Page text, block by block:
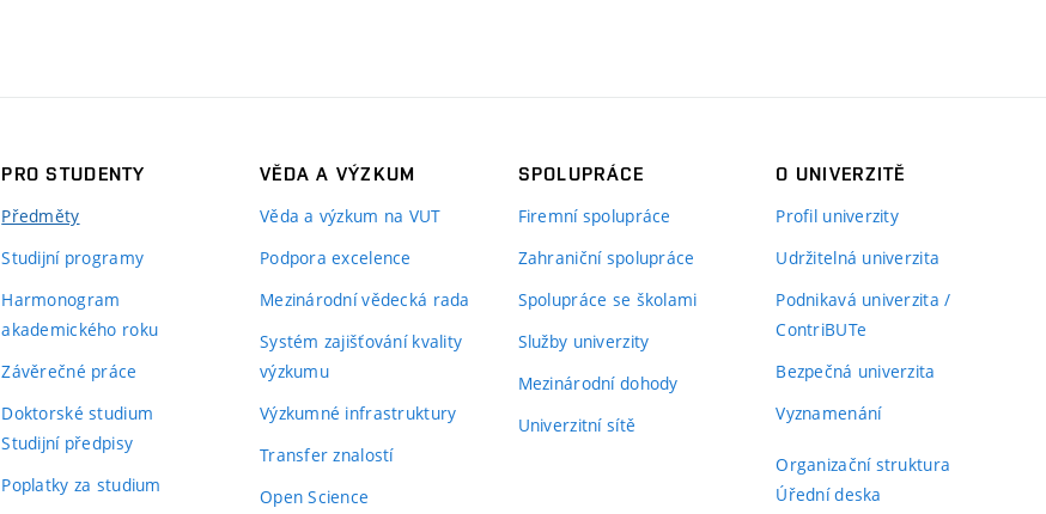
PRO STUDENTY
Předměty
Studijní programy
Harmonogram
akademického roku
Závěrečné práce
Doktorské studium
Studijní předpisy
Poplatky za studium
VĚDA A VÝZKUM
Věda a výzkum na VUT
Podpora excelence
Mezinárodní vědecká rada
Systém zajišťování kvality
výzkumu
Výzkumné infrastruktury
Transfer znalostí
Open Science
SPOLUPRÁCE
Firemní spolupráce
Zahraniční spolupráce
Spolupráce se školami
Služby univerzity
Mezinárodní dohody
Univerzitní sítě
O UNIVERZITĚ
Profil univerzity
Udržitelná univerzita
Podnikavá univerzita /
ContriBUTe
Bezpečná univerzita
Vyznamenání
Organizační struktura
Úřední deska